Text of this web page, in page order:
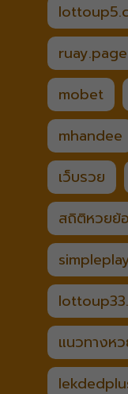
ruay.page
mobet
mhandee
เว็บรวย
สถิติหวยย้
แนวทางห